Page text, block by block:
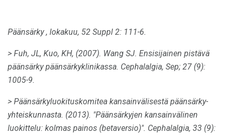
Päänsärky, lokakuu, 52 Suppl 2: 111-6.
> Fuh, JL, Kuo, KH, (2007). Wang SJ. Ensisijainen pistävä
päänsärky päänsärkyklinikassa. Cephalalgia, Sep; 27 (9):
1005-9.
> Päänsärkyluokituskomitea kansainvälisestä päänsärky-
yhteiskunnasta. (2013). "Päänsärkyjen kansainvälinen
luokittelu: kolmas painos (betaversio)". Cephalalgia, 33 (9):